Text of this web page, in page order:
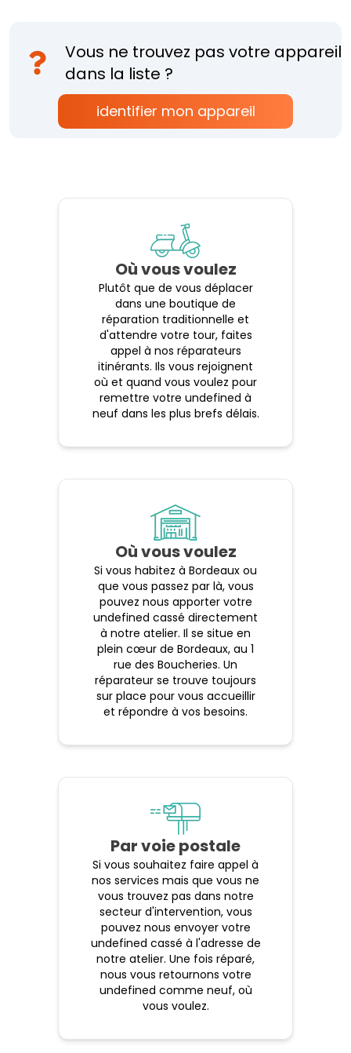
Vous ne trouvez pas votre appareil
dans la liste ?
identifier mon appareil
Où vous voulez
Plutôt que de vous déplacer
dans une boutique de
réparation traditionnelle et
d'attendre votre tour, faites
appel à nos réparateurs
itinérants. Ils vous rejoignent
où et quand vous voulez pour
remettre votre undefined à
neuf dans les plus brefs délais.
Où vous voulez
Si vous habitez à Bordeaux ou
que vous passez par là, vous
pouvez nous apporter votre
undefined cassé directement
à notre atelier. Il se situe en
plein cœur de Bordeaux, au 1
rue des Boucheries. Un
réparateur se trouve toujours
sur place pour vous accueillir
et répondre à vos besoins.
Par voie postale
Si vous souhaitez faire appel à
nos services mais que vous ne
vous trouvez pas dans notre
secteur d'intervention, vous
pouvez nous envoyer votre
undefined cassé à l'adresse de
notre atelier. Une fois réparé,
nous vous retournons votre
undefined comme neuf, où
vous voulez.